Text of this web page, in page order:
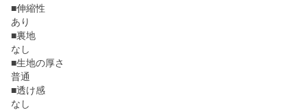
■伸縮性
あり
■裏地
なし
■生地の厚さ
普通
■透け感
なし